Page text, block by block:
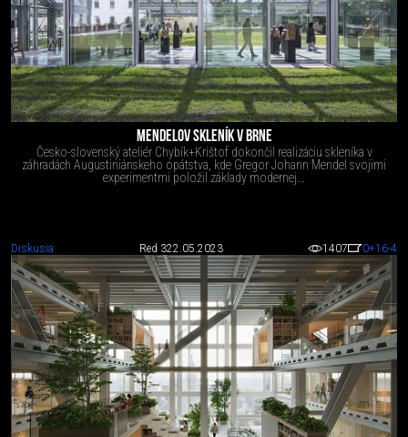
MENDELOV SKLENÍK V BRNE
Česko-slovenský ateliér Chybík+Krištof dokončil realizáciu skleníka v
záhradách Augustiniánskeho opátstva, kde Gregor Johann Mendel svojimi
experimentmi položil základy modernej...
Diskusia Red 322.05.2023 1407 0+16-4